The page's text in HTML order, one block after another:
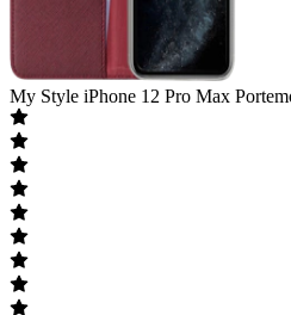
My Style iPhone 12 Pro Max